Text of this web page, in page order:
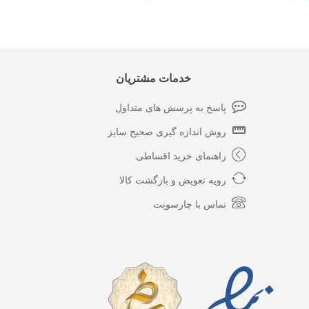
خدمات مشتریان
پاسخ به پرسش های متداول
روش اندازه گیری صحیح سایز
راهنمای خرید اقساطی
رویه تعویض و بازگشت کالا
تماس با چارسونِت